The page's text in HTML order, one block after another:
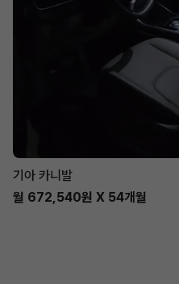
기아 카니발
월 672,540원 X 54개월